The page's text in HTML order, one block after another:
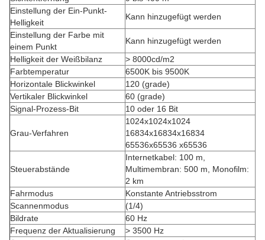
Einstellung der Ein-Punkt-
Helligkeit
Kann hinzugefügt werden
Einstellung der Farbe mit
einem Punkt
Kann hinzugefügt werden
Helligkeit der Weißbilanz
> 8000cd/m2
Farbtemperatur
6500K bis 9500K
Horizontale Blickwinkel
120 (grade)
Vertikaler Blickwinkel
60 (grade)
Signal-Prozess-Bit
10 oder 16 Bit
Grau-Verfahren
1024x1024x1024
16834x16834x16834
65536x65536 x65536
Steuerabstände
Internetkabel: 100 m,
Multimembran: 500 m, Monofilm:
2 km
Fahrmodus
Konstante Antriebsstrom
Scannenmodus
(1/4)
Bildrate
60 Hz
Frequenz der Aktualisierung
> 3500 Hz